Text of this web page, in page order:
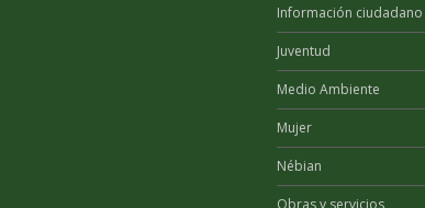
Información ciudadano
Juventud
Medio Ambiente
Mujer
Nébian